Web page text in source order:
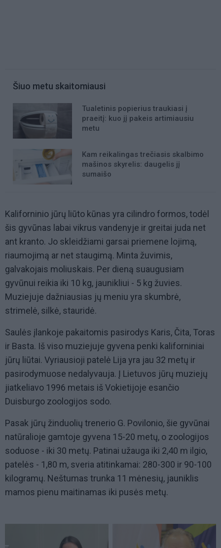
Šiuo metu skaitomiausi
Tualetinis popierius traukiasi į
praeitį: kuo jį pakeis artimiausiu
metu
Kam reikalingas trečiasis skalbimo
mašinos skyrelis: daugelis jį
sumaišo
Kaliforninio jūrų liūto kūnas yra cilindro formos, todėl
šis gyvūnas labai vikrus vandenyje ir greitai juda net
ant kranto. Jo skleidžiami garsai priemene lojimą,
riaumojimą ar net staugimą. Minta žuvimis,
galvakojais moliuskais. Per dieną suaugusiam
gyvūnui reikia iki 10 kg, jaunikliui - 5 kg žuvies.
Muziejuje dažniausias jų meniu yra skumbrė,
strimelė, silkė, stauridė.
Saulės įlankoje pakaitomis pasirodys Karis, Čita, Toras
ir Basta. Iš viso muziejuje gyvena penki kaliforniniai
jūrų liūtai. Vyriausioji patelė Lija yra jau 32 metų ir
pasirodymuose nedalyvauja. Į Lietuvos jūrų muziejų
jiatkeliavo 1996 metais iš Vokietijoje esančio
Duisburgo zoologijos sodo.
Pasak jūrų žinduolių trenerio G. Povilonio, šie gyvūnai
natūralioje gamtoje gyvena 15-20 metų, o zoologijos
soduose - iki 30 metų. Patinai užauga iki 2,40 m ilgio,
patelės - 1,80 m, sveria atitinkamai: 280-300 ir 90-100
kilogramų. Neštumas trunka 11 mėnesių, jauniklis
mamos pienu maitinamas iki pusės metų.